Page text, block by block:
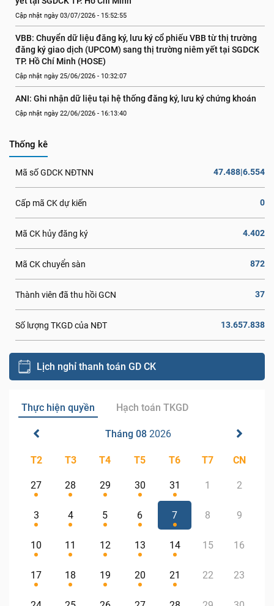
Cập nhật ngày 03/07/2026 - 15:52:55
VBB: Chuyển dữ liệu đăng ký, lưu ký cổ phiếu VBB từ thị trường
đăng ký giao dịch (UPCOM) sang thị trường niêm yết tại SGDCK
TP. Hồ Chí Minh (HOSE)
Cập nhật ngày 25/06/2026 - 10:32:07
ANI: Ghi nhận dữ liệu tại hệ thống đăng ký, lưu ký chứng khoán
Cập nhật ngày 22/06/2026 - 16:13:40
Thống kê
Mã số GDCK NĐTNN 47.488|6.554
Cấp mã CK dự kiến 0
Mã CK hủy đăng ký 4.402
Mã CK chuyển sàn 872
Thành viên đã thu hồi GCN 37
Số lượng TKGD của NĐT 13.657.838
Lịch nghỉ thanh toán GD CK
Thực hiện quyền Hạch toán TKGD
Tháng 08 2026
T2 T3 T4 T5 T6 T7 CN
27 28 29 30 31 1 2
3 4 5 6 7 8 9
10 11 12 13 14 15 16
17 18 19 20 21 22 23